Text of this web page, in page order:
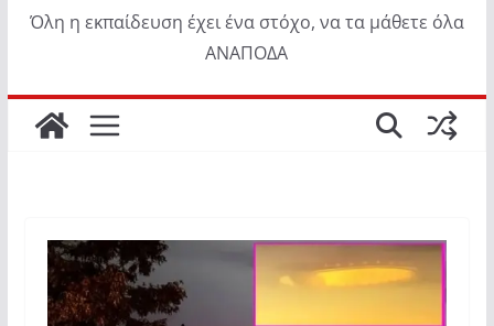
Όλη η εκπαίδευση έχει ένα στόχο, να τα μάθετε όλα
ΑΝΑΠΟΔΑ